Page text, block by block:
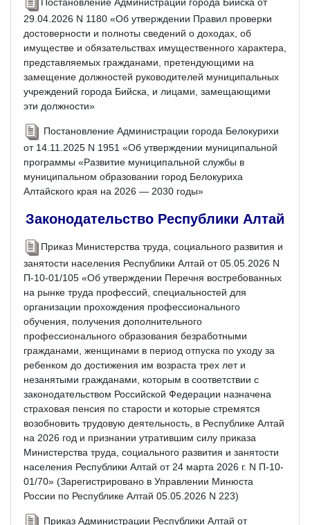
29.04.2026 N 1180 «Об утверждении Правил проверки
достоверности и полноты сведений о доходах, об
имуществе и обязательствах имущественного характера,
представляемых гражданами, претендующими на
замещение должностей руководителей муниципальных
учреждений города Бийска, и лицами, замещающими
эти должности»
Постановление Администрации города Белокурихи
от 14.11.2025 N 1951 «Об утверждении муниципальной
программы «Развитие муниципальной службы в
муниципальном образовании город Белокуриха
Алтайского края на 2026 — 2030 годы»
Законодательство Республики Алтай
Приказ Министерства труда, социального развития и
занятости населения Республики Алтай от 05.05.2026 N
П-10-01/105 «Об утверждении Перечня востребованных
на рынке труда профессий, специальностей для
организации прохождения профессионального
обучения, получения дополнительного
профессионального образования безработными
гражданами, женщинами в период отпуска по уходу за
ребенком до достижения им возраста трех лет и
незанятыми гражданами, которым в соответствии с
законодательством Российской Федерации назначена
страховая пенсия по старости и которые стремятся
возобновить трудовую деятельность, в Республике Алтай
на 2026 год и признании утратившим силу приказа
Министерства труда, социального развития и занятости
населения Республики Алтай от 24 марта 2026 г. N П-10-
01/70» (Зарегистрировано в Управлении Минюста
России по Республике Алтай 05.05.2026 N 223)
Приказ Администрации Республики Алтай от